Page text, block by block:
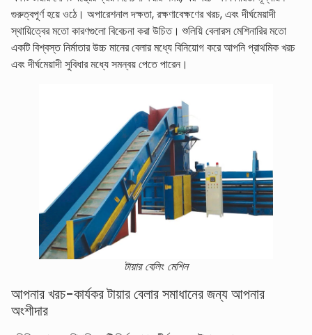
গুরুত্বপূর্ণ হয়ে ওঠে। অপারেশনাল দক্ষতা, রক্ষণাবেক্ষণের খরচ, এবং দীর্ঘমেয়াদী
স্থায়িত্বের মতো কারণগুলো বিবেচনা করা উচিত। শুলিয়ি বেলারস মেশিনারির মতো
একটি বিশ্বস্ত নির্মাতার উচ্চ মানের বেলার মধ্যে বিনিয়োগ করে আপনি প্রাথমিক খরচ
এবং দীর্ঘমেয়াদী সুবিধার মধ্যে সমন্বয় পেতে পারেন।
টায়ার বেলিং মেশিন
আপনার খরচ-কার্যকর টায়ার বেলার সমাধানের জন্য আপনার
অংশীদার